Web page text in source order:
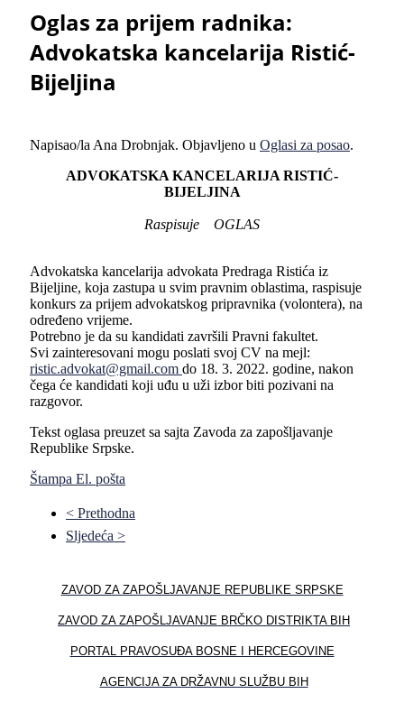
Oglas za prijem radnika:
Advokatska kancelarija Ristić-
Bijeljina
Napisao/la Ana Drobnjak. Objavljeno u Oglasi za posao.
ADVOKATSKA KANCELARIJA RISTIĆ-
BIJELJINA
Raspisuje OGLAS
Advokatska kancelarija advokata Predraga Ristića iz
Bijeljine, koja zastupa u svim pravnim oblastima, raspisuje
konkurs za prijem advokatskog pripravnika (volontera), na
određeno vrijeme.
Potrebno je da su kandidati završili Pravni fakultet.
Svi zainteresovani mogu poslati svoj CV na mejl:
ristic.advokat@gmail.com do 18. 3. 2022. godine, nakon
čega će kandidati koji uđu u uži izbor biti pozivani na
razgovor.
Tekst oglasa preuzet sa sajta Zavoda za zapošljavanje
Republike Srpske.
Štampa El. pošta
< Prethodna
Sljedeća >
ZAVOD ZA ZAPOŠLЈAVANJE REPUBLIKE SRPSKE
ZAVOD ZA ZAPOŠLЈAVANJE BRČKO DISTRIKTA BIH
PORTAL PRAVOSUĐA BOSNE I HERCEGOVINE
AGENCIJA ZA DRŽAVNU SLUŽBU BIH